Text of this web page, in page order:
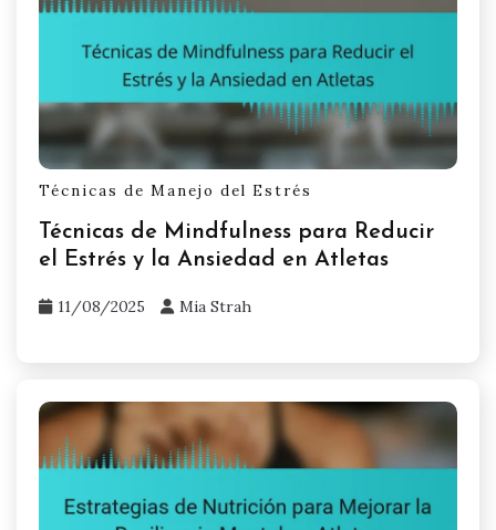
Técnicas de Manejo del Estrés
Técnicas de Mindfulness para Reducir
el Estrés y la Ansiedad en Atletas
11/08/2025 Mia Strah